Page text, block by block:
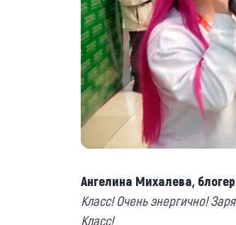
Ангелина Михалева,
Класс! Очень энергично!
Класс!